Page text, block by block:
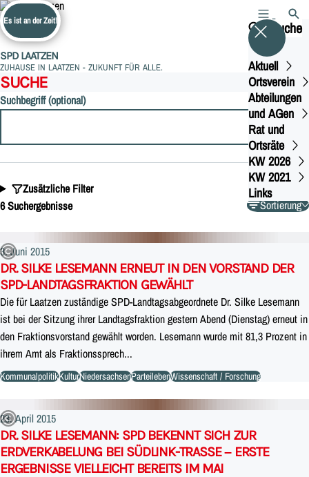
SPD LAATZEN
ZUHAUSE IN LAATZEN - ZUKUNFT FÜR ALLE.
MENÜSuche
Aktuell
Ortsverein
Abteilungen
und AGen
Rat und
Ortsräte
KW 2026
KW 2021
Links
SUCHE
SUCHE
Suchbegriff (optional)
Zusätzliche Filter
6 Suchergebnisse
Sortierung
3. Juni 2015
DR. SILKE LESEMANN ERNEUT IN DEN VORSTAND DER
SPD-LANDTAGSFRAKTION GEWÄHLT
Die für Laatzen zuständige SPD-Landtagsabgeordnete Dr. Silke Lesemann
ist bei der Sitzung ihrer Landtagsfraktion gestern Abend (Dienstag) erneut in
den Fraktionsvorstand gewählt worden. Lesemann wurde mit 81,3 Prozent in
ihrem Amt als Fraktionssprech...
KommunalpolitikKulturNiedersachsenParteilebenWissenschaft / Forschung
23. April 2015
DR. SILKE LESEMANN: SPD BEKENNT SICH ZUR
ERDVERKABELUNG BEI SÜDLINK-TRASSE – ERSTE
ERGEBNISSE VIELLEICHT BEREITS IM MAI
Es ist an der Zeit!